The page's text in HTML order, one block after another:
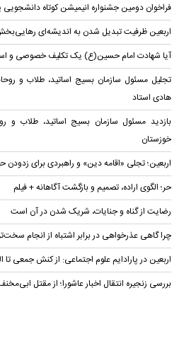
فراخوان دومین جشنواره انیمیشن کوتاه
اربعین ظرفیت تبدیل شدن به اندیشه‌ای رهایی‌بخش
آیا شهادت امام حسین(ع) یک تکلیف خصوصی و
تجلیل مسئول سازمان بسیج اساتید، طلاب و
هادی استاد
بازدید مسئول سازمان بسیج اساتید، طلاب و
خوزستان
اربعین؛ تجلی «اقامه دین» و راهبردی برای
حر؛ الگوی اراده، تصمیم و بازگشت آگاهانه + فیلم
رضایت از گناه و جنایات، شریک شدن در آن است
چرا گاهی عذرخواهی در برابر اشتباه از انجام
اربعین در پارادایم علوم اجتماعی: از کنش جمعی
بررسی زنجیره انتقال اخبار عاشورا؛ از مقتل